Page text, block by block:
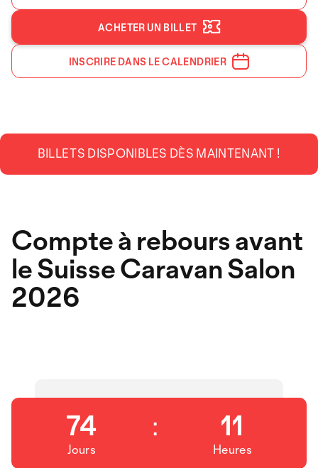
ACHETER UN BILLET
INSCRIRE DANS LE CALENDRIER
BILLETS DISPONIBLES DÈS MAINTENANT !
Compte à rebours avant
le Suisse Caravan Salon
2026
74
Jours
: 11
Heures